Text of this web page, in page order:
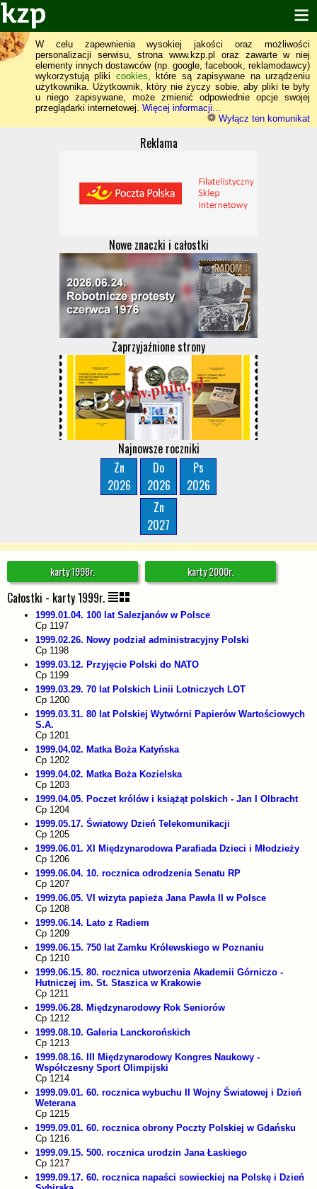
W celu zapewnienia wysokiej jakości oraz możliwości
personalizacji serwisu, strona www.kzp.pl oraz zawarte w niej
elementy innych dostawców (np. google, facebook, reklamodawcy)
wykorzystują pliki cookies, które są zapisywane na urządzeniu
użytkownika. Użytkownik, który nie życzy sobie, aby pliki te były
u niego zapisywane, może zmienić odpowiednie opcje swojej
przeglądarki internetowej. Więcej informacji...
Wyłącz ten komunikat
Reklama
Nowe znaczki i całostki
Zaprzyjaźnione strony
Najnowsze roczniki
Zn
2026
Do
2026
Ps
2026
Zn
2027
karty 1998r. karty 2000r.
Całostki - karty 1999r.
1999.01.04. 100 lat Salezjanów w Polsce
Cp 1197
1999.02.26. Nowy podział administracyjny Polski
Cp 1198
1999.03.12. Przyjęcie Polski do NATO
Cp 1199
1999.03.29. 70 lat Polskich Linii Lotniczych LOT
Cp 1200
1999.03.31. 80 lat Polskiej Wytwórni Papierów Wartościowych
S.A.
Cp 1201
1999.04.02. Matka Boża Katyńska
Cp 1202
1999.04.02. Matka Boża Kozielska
Cp 1203
1999.04.05. Poczet królów i książąt polskich - Jan I Olbracht
Cp 1204
1999.05.17. Światowy Dzień Telekomunikacji
Cp 1205
1999.06.01. XI Międzynarodowa Parafiada Dzieci i Młodzieży
Cp 1206
1999.06.04. 10. rocznica odrodzenia Senatu RP
Cp 1207
1999.06.05. VI wizyta papieża Jana Pawła II w Polsce
Cp 1208
1999.06.14. Lato z Radiem
Cp 1209
1999.06.15. 750 lat Zamku Królewskiego w Poznaniu
Cp 1210
1999.06.15. 80. rocznica utworzenia Akademii Górniczo -
Hutniczej im. St. Staszica w Krakowie
Cp 1211
1999.06.28. Międzynarodowy Rok Seniorów
Cp 1212
1999.08.10. Galeria Lanckorońskich
Cp 1213
1999.08.16. III Międzynarodowy Kongres Naukowy -
Współczesny Sport Olimpijski
Cp 1214
1999.09.01. 60. rocznica wybuchu II Wojny Światowej i Dzień
Weterana
Cp 1215
1999.09.01. 60. rocznica obrony Poczty Polskiej w Gdańsku
Cp 1216
1999.09.15. 500. rocznica urodzin Jana Łaskiego
Cp 1217
1999.09.17. 60. rocznica napaści sowieckiej na Polskę i Dzień